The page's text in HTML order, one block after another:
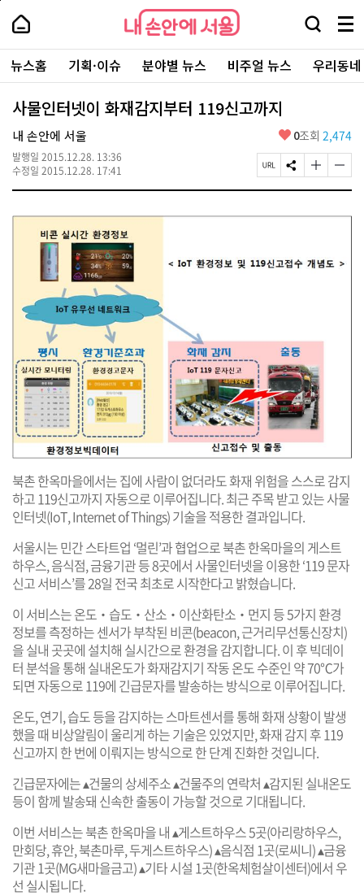
본
로
가
내
손
안
에
서
울
-
서
울
시
대
표
소
포
내
손
에
울
검
창
열
기
메
뉴
전
체
보
주
요
서
뉴스홈 기획·이슈 분야별 뉴스 비주얼 뉴스 우리동
사물인터넷이 화재감지부터 119신고까지
내 손안에 서울
발행일 2015.12.28. 13:36
수정일 2015.12.28. 17:41
좋
요
0조회 2,474
페
이
U
사
S
N
공
글
자
기
경
글
자
기
경
북촌 한옥마을에서는 집에 사람이 없더라도 화재 위험을 스스로 감지
하고 119신고까지 자동으로 이루어집니다. 최근 주목 받고 있는 사물
인터넷(IoT, Internet of Things) 기술을 적용한 결과입니다.
서울시는 민간 스타트업 ‘멀린’과 협업으로 북촌 한옥마을의 게스트
하우스, 음식점, 금융기관 등 8곳에서 사물인터넷을 이용한 ‘119 문자
신고 서비스’를 28일 전국 최초로 시작한다고 밝혔습니다.
이 서비스는 온도‧습도‧산소‧이산화탄소‧먼지 등 5가지 환경
정보를 측정하는 센서가 부착된 비콘(beacon, 근거리무선통신장치)
을 실내 곳곳에 설치해 실시간으로 환경을 감지합니다. 이 후 빅데이
터 분석을 통해 실내온도가 화재감지기 작동 온도 수준인 약 70℃가
되면 자동으로 119에 긴급문자를 발송하는 방식으로 이루어집니다.
온도, 연기, 습도 등을 감지하는 스마트센서를 통해 화재 상황이 발생
했을 때 비상알림이 울리게 하는 기술은 있었지만, 화재 감지 후 119
신고까지 한 번에 이뤄지는 방식으로 한 단계 진화한 것입니다.
긴급문자에는 ▴건물의 상세주소 ▴건물주의 연락처 ▴감지된 실내온도
등이 함께 발송돼 신속한 출동이 가능할 것으로 기대됩니다.
이번 서비스는 북촌 한옥마을 내 ▴게스트하우스 5곳(아리랑하우스,
만회당, 휴안, 북촌마루, 두게스트하우스) ▴음식점 1곳(로씨니) ▴금융
기관 1곳(MG새마을금고) ▴기타 시설 1곳(한옥체험살이센터)에서 우
선 실시됩니다.
페
상
단
로